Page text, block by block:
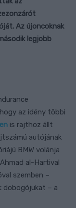
Az újoncoknak
legjobb
az idény többi
is rajthoz állt
autójának
BMW volánja
al-Hartival
szemben –
dobogójukat – a